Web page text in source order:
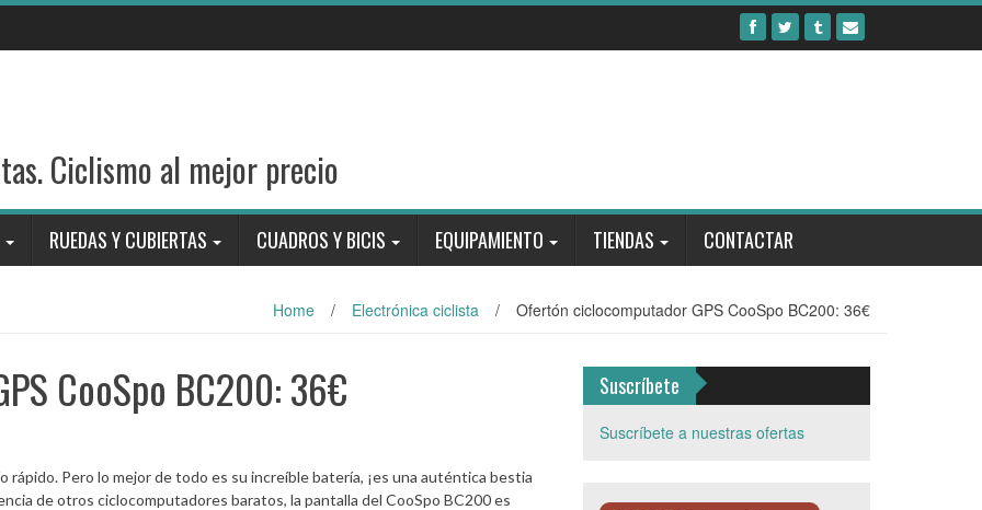
Ciclismo al mejor precio
RUEDAS Y CUBIERTAS CUADROS Y BICIS EQUIPAMIENTO TIENDAS CONTACTAR
Home / Electrónica ciclista / Ofertón ciclocomputador GPS CooSpo BC200: 36€
CooSpo BC200: 36€
Pero lo mejor de todo es su increíble batería, ¡es una auténtica bestia
de otros ciclocomputadores baratos, la pantalla del CooSpo BC200 es
Suscríbete
Suscríbete a nuestras ofertas